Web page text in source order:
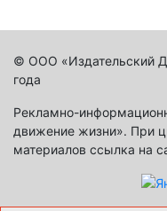
© ООО «Издательский
года
Рекламно-
движение жизни». При
материалов ссылка на